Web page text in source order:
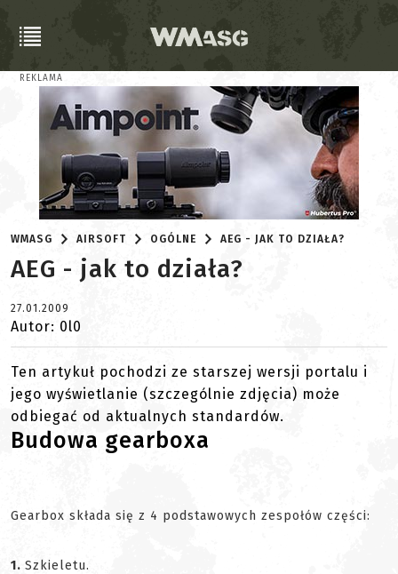
REKLAMA
WMASG AIRSOFT OGÓLNE AEG - JAK TO DZIAŁA?
AEG - jak to działa?
27.01.2009
Autor: 0l0
Ten artykuł pochodzi ze starszej wersji portalu i
jego wyświetlanie (szczególnie zdjęcia) może
odbiegać od aktualnych standardów.
Budowa gearboxa
Gearbox składa się z 4 podstawowych zespołów części:
1. Szkieletu.